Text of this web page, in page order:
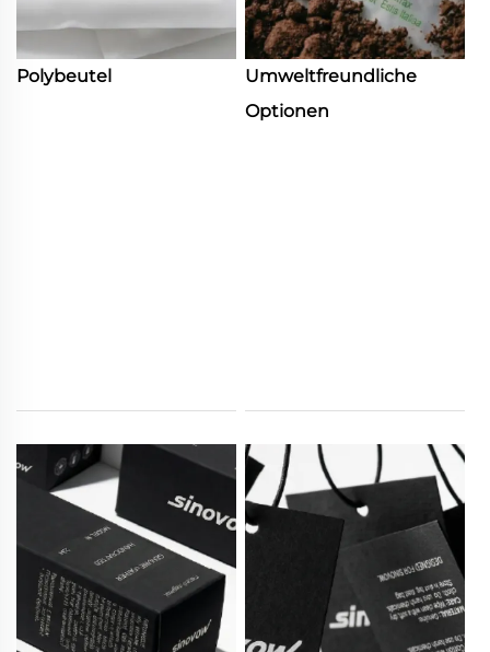
Polybeutel
Umweltfreundliche
Optionen